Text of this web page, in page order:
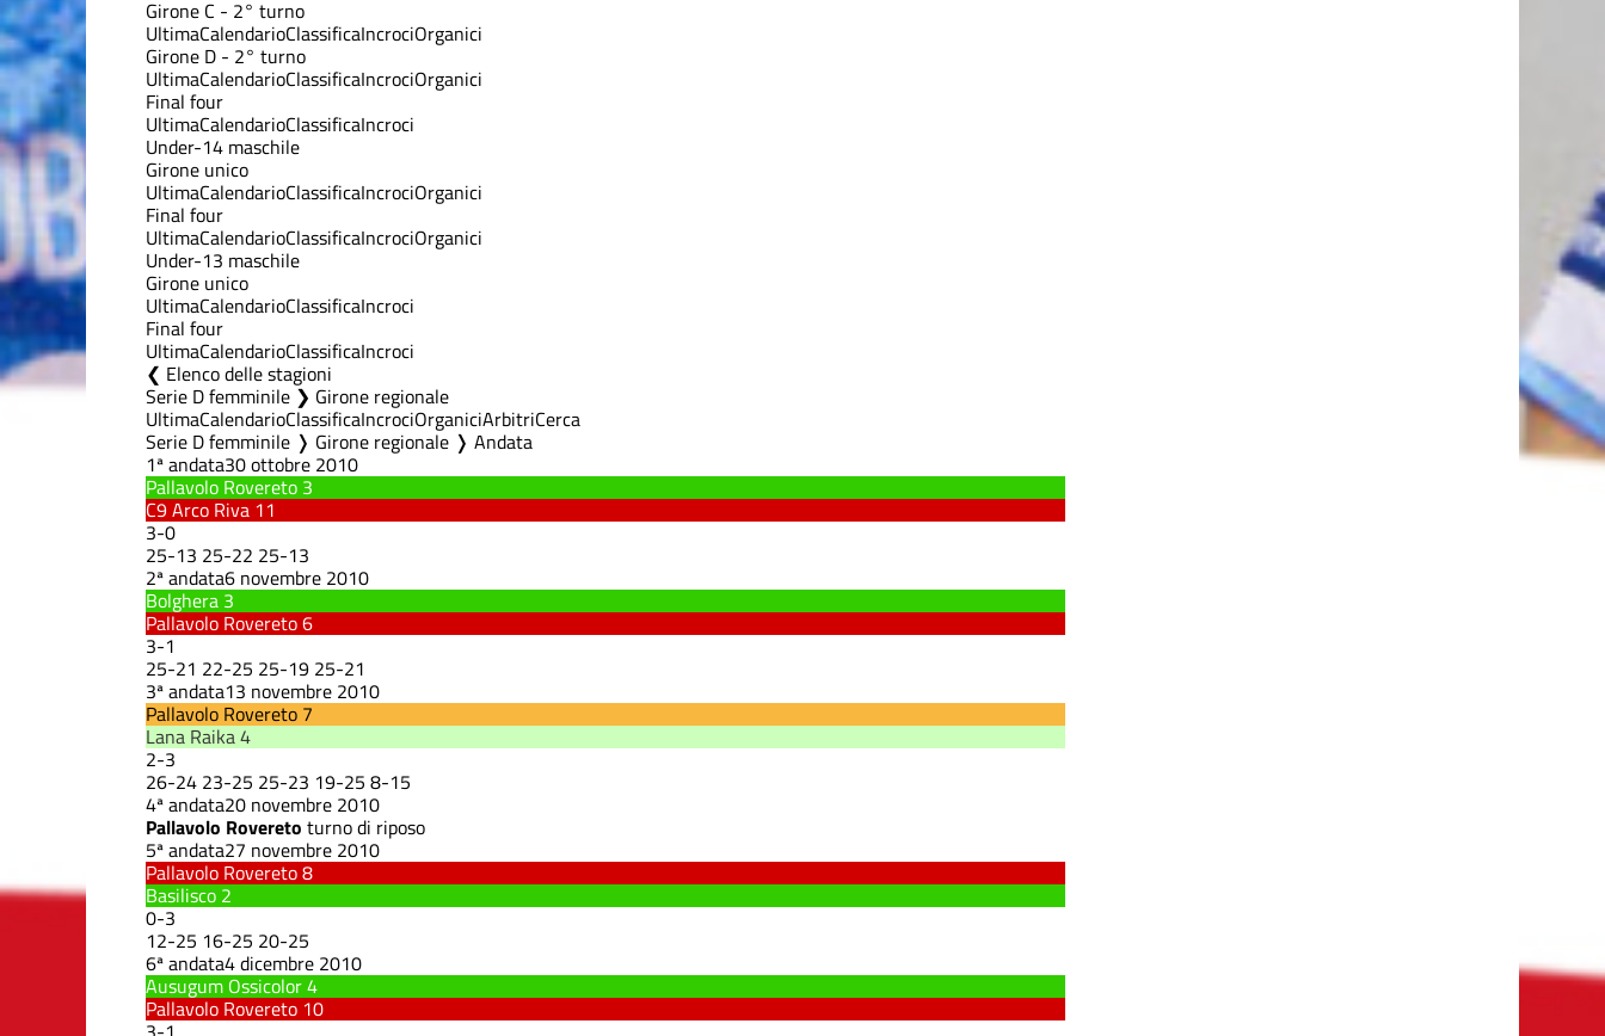
Girone C - 2° turno
UltimaCalendarioClassificaIncrociOrganici
Girone D - 2° turno
UltimaCalendarioClassificaIncrociOrganici
Final four
UltimaCalendarioClassificaIncroci
Under-14 maschile
Girone unico
UltimaCalendarioClassificaIncrociOrganici
Final four
UltimaCalendarioClassificaIncrociOrganici
Under-13 maschile
Girone unico
UltimaCalendarioClassificaIncroci
Final four
UltimaCalendarioClassificaIncroci
Elenco delle stagioni
Serie D femminile ❯ Girone regionale
UltimaCalendarioClassificaIncrociOrganiciArbitriCerca
Serie D femminile ❭ Girone regionale ❭ Andata
1ª andata30 ottobre 2010
Pallavolo Rovereto 3
C9 Arco Riva 11
3-0
25-13 25-22 25-13
2ª andata6 novembre 2010
Bolghera 3
Pallavolo Rovereto6
3-1
25-21 22-25 25-19 25-21
3ª andata13 novembre 2010
Pallavolo Rovereto 7
Lana Raika4
2-3
26-24 23-25 25-23 19-25 8-15
4ª andata20 novembre 2010
Pallavolo Rovereto turno di riposo
5ª andata27 novembre 2010
Pallavolo Rovereto8
Basilisco 2
0-3
12-25 16-25 20-25
6ª andata4 dicembre 2010
Ausugum Ossicolor4
Pallavolo Rovereto 10